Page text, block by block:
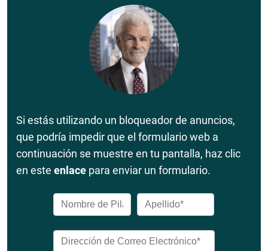
Si estás utilizando un bloqueador de anuncios,
que podría impedir que el formulario web a
continuación se muestre en tu pantalla, haz clic
en este enlace para enviar un formulario.